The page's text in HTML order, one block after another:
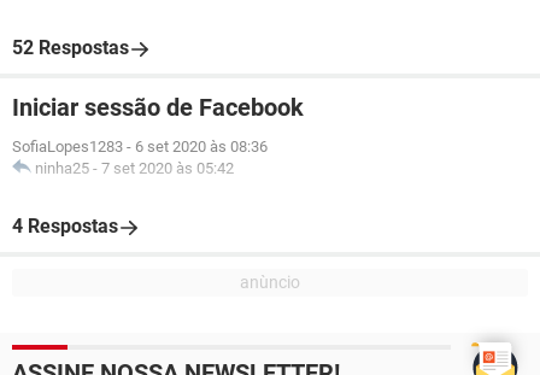
52 Respostas
Iniciar sessão de Facebook
SofiaLopes1283 - 6 set 2020 às 08:36
ninha25 - 7 set 2020 às 05:42
4 Respostas